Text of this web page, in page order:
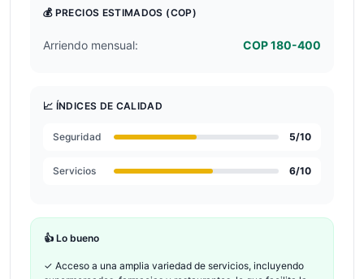
💰 PRECIOS ESTIMADOS (COP)
Arriendo mensual: COP 180-400
📈 ÍNDICES DE CALIDAD
Seguridad 5/10
Servicios 6/10
👍 Lo bueno
✓ Acceso a una amplia variedad de servicios, incluyendo